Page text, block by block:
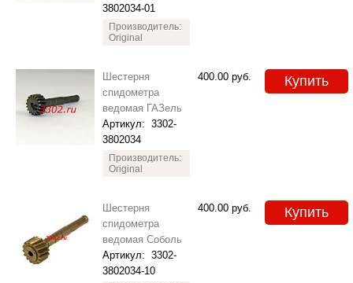
3802034-01
Производитель:
Original
Шестерня
спидометра
ведомая ГАЗель
Артикул: 3302-
3802034
Производитель:
Original
400.00 руб. Купить
Шестерня
спидометра
ведомая Соболь
Артикул: 3302-
3802034-10
400.00 руб. Купить